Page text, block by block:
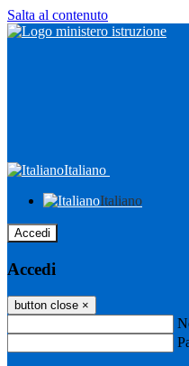
Salta al contenuto
Italiano
Italiano
Accedi
Accedi
button close ×